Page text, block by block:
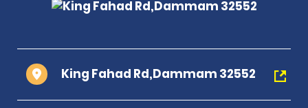
King Fahad Rd,Dammam 32552